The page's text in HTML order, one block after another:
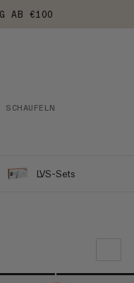
AB €100
SCHAUFELN
LVS-Sets
UNSERE EMPFEHLUNG